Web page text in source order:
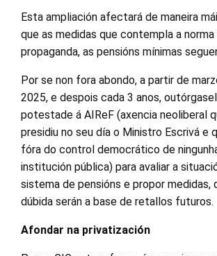
Esta ampliación afectará de maneira
que as medidas que contempla a
propaganda, as pensións mínimas
Por se non fora abondo, a partir de
2025, e despois cada 3 anos,
potestade á AIReF (axencia neoliberal
presidiu no seu día o Ministro Escrivá e
fóra do control democrático de
institución pública) para avaliar a
sistema de pensións e propor medidas,
dúbida serán a base de retallos futuros.
Afondar na privatización